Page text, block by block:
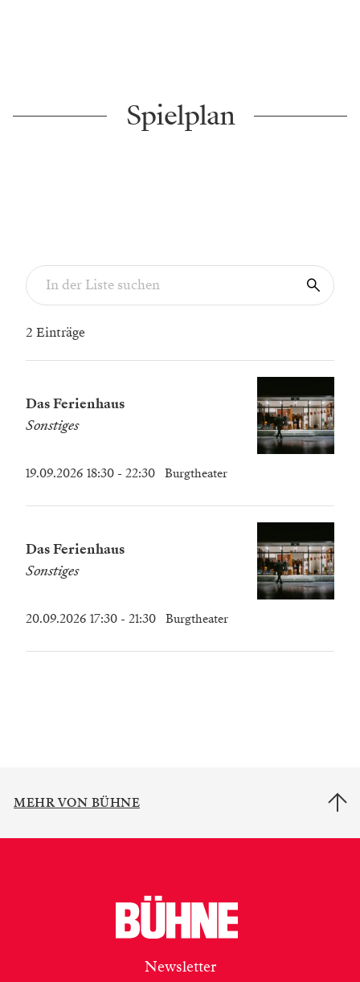
Spielplan
2 Einträge
Das Ferienhaus
Sonstiges
19.09.2026 18:30 - 22:30 Burgtheater
Das Ferienhaus
Sonstiges
20.09.2026 17:30 - 21:30 Burgtheater
MEHR VON BÜHNE
Newsletter